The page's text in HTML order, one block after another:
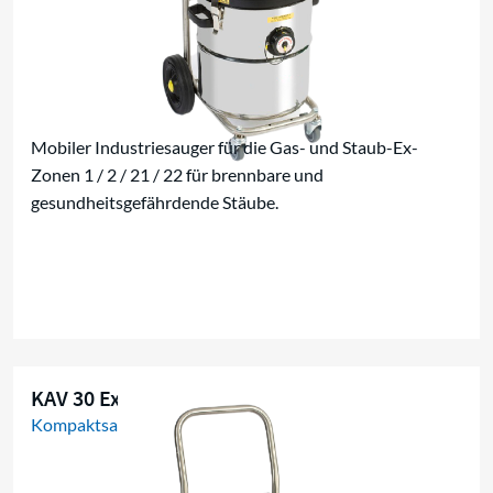
Mobiler Industriesauger für die Gas- und Staub-Ex-
Zonen 1 / 2 / 21 / 22 für brennbare und
gesundheitsgefährdende Stäube.
KAV 30 Ex W/D
Kompaktsauger